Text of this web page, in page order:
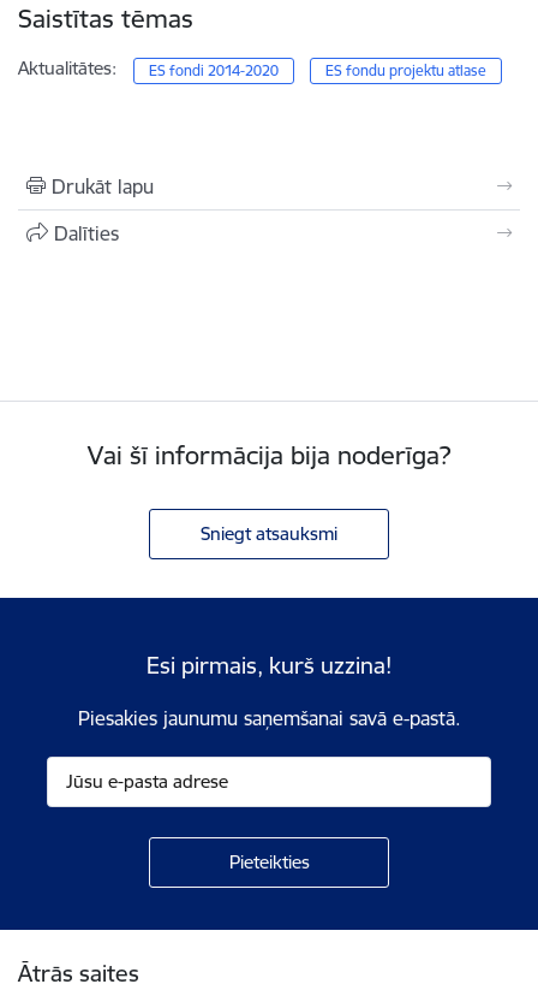
Saistītas tēmas
Aktualitātes: ES fondi 2014-2020 ES fondu projektu atlase
Drukāt lapu
Dalīties
Vai šī informācija bija noderīga?
Sniegt atsauksmi
Esi pirmais, kurš uzzina!
Piesakies jaunumu saņemšanai savā e-pastā.
Ātrās saites